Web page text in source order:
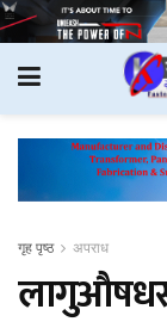
गृह पृष्ठ अपराध